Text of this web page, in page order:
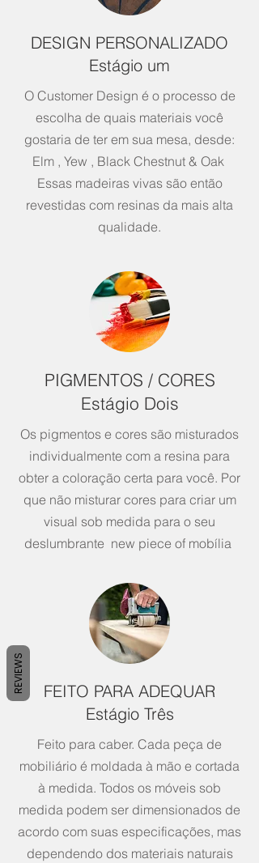
DESIGN PERSONALIZADO
Estágio um
O Customer Design é o processo de
escolha de quais materiais você
gostaria de ter em sua mesa, desde:
Elm , Yew , Black Chestnut & Oak
Essas madeiras vivas são então
revestidas com resinas da mais alta
qualidade.
PIGMENTOS / CORES
Estágio Dois
Os pigmentos e cores são misturados
individualmente com a resina para
obter a coloração certa para você. Por
que não misturar cores para criar um
visual sob medida para o seu
deslumbrante new piece of mobília
FEITO PARA ADEQUAR
Estágio Três
Feito para caber. Cada peça de
mobiliário é moldada à mão e cortada
à medida. Todos os móveis sob
medida podem ser dimensionados de
acordo com suas especificações, mas
dependendo dos materiais naturais
REVIEWS